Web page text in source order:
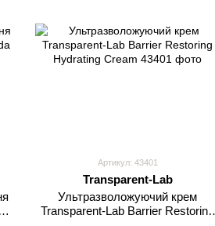
Артикул: 43401
Transparent-Lab
Ультразволожуючий крем
Transparent-Lab Barrier Restoring